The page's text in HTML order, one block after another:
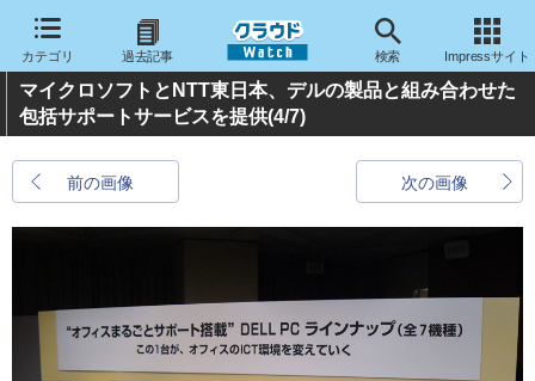
カテゴリ 過去記事 検索 Impressサイト
マイクロソフトとNTT東日本、デルの製品と組み合わせた
包括サポートサービスを提供(4/7)
前の画像 次の画像